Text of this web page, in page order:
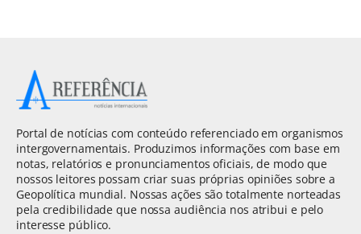
Portal de notícias com conteúdo referenciado em organismos
intergovernamentais. Produzimos informações com base em
notas, relatórios e pronunciamentos oficiais, de modo que
nossos leitores possam criar suas próprias opiniões sobre a
Geopolítica mundial. Nossas ações são totalmente norteadas
pela credibilidade que nossa audiência nos atribui e pelo
interesse público.